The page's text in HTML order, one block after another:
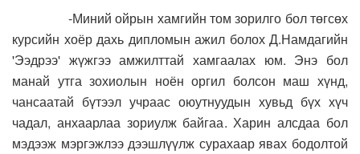
-Миний ойрын хамгийн том зорилго бол төгсөх
курсийн хоёр дахь дипломын ажил болох Д.Намдагийн
'Ээдрээ' жүжгээ амжилттай хамгаалах юм. Энэ бол
манай утга зохиолын ноён оргил болсон маш хүнд,
чансаатай бүтээл учраас оюутнуудын хувьд бүх хүч
чадал, анхаарлаа зориулж байгаа. Харин алсдаа бол
мэдээж мэргэжлээ дээшлүүлж сурахаар явах бодолтой